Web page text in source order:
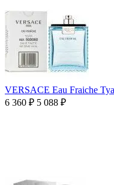
VERSACE Eau Fraiche
6 360 ₽ 5 088 ₽